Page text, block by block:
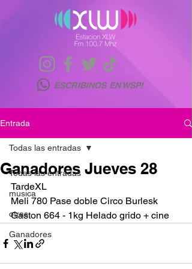
ESCRIBINOS EN WSP!
Entrada
Todas las entradas
musica
otras
Ganadores
Todas las entradas
Ganadores Jueves 28
TardeXL
Meli 780 Pase doble Circo Burlesk
Gaston 664 - 1kg Helado grido + cine